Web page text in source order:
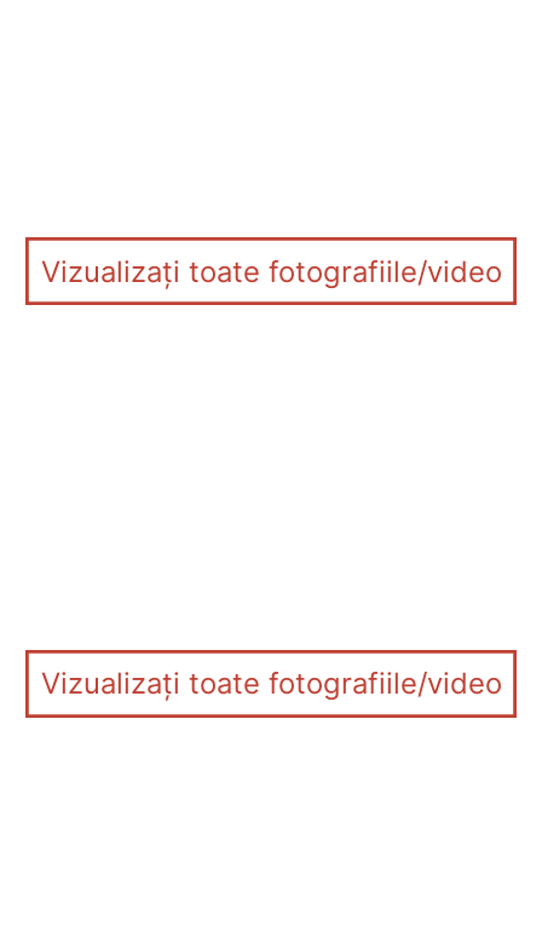
Vizualizați toate fotografiile/video
Vizualizați toate fotografiile/video